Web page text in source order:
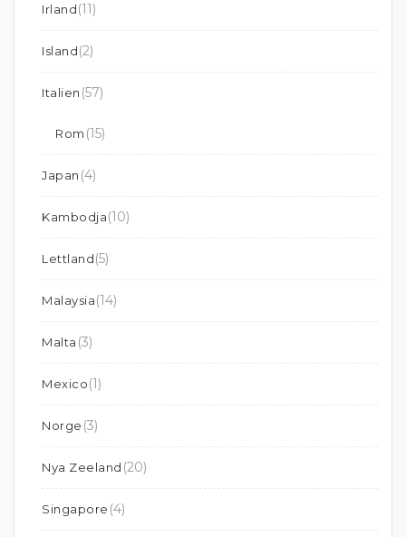
Irland(11)
Island(2)
Italien (57)
Rom (15)
Japan (4)
Kambodja(10)
Lettland(5)
Malaysia(14)
Malta (3)
Mexico(1)
Norge (3)
Nya Zeeland (20)
Singapore (4)